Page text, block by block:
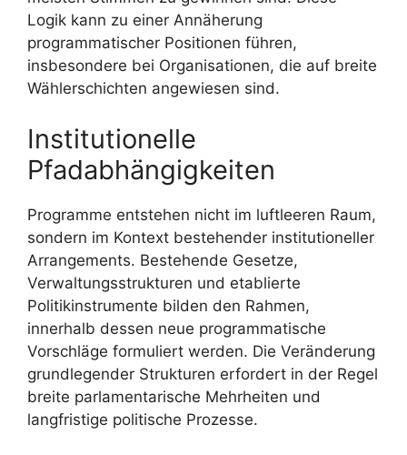
Logik kann zu einer Annäherung
programmatischer Positionen führen,
insbesondere bei Organisationen, die auf breite
Wählerschichten angewiesen sind.
Institutionelle
Pfadabhängigkeiten
Programme entstehen nicht im luftleeren Raum,
sondern im Kontext bestehender institutioneller
Arrangements. Bestehende Gesetze,
Verwaltungsstrukturen und etablierte
Politikinstrumente bilden den Rahmen,
innerhalb dessen neue programmatische
Vorschläge formuliert werden. Die Veränderung
grundlegender Strukturen erfordert in der Regel
breite parlamentarische Mehrheiten und
langfristige politische Prozesse.